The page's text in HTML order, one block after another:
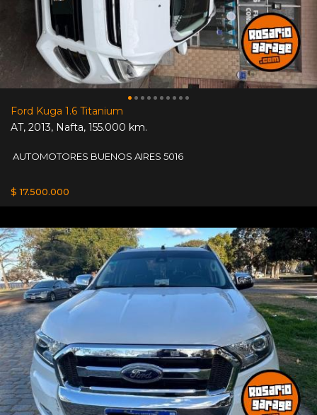
Ford Kuga 1.6 Titanium
AT, 2013, Nafta, 155.000 km.
AUTOMOTORES BUENOS AIRES 5016
$ 17.500.000